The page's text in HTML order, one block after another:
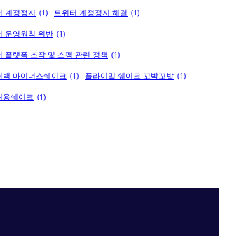
계정정지 (1) 트위터 계정정지 해결 (1)
운영원칙 위반 (1)
플랫폼 조작 및 스팸 관련 정책 (1)
백 마이너스쉐이크 (1) 플라이밀 쉐이크 꼬박꼬밥 (1)
용쉐이크 (1)